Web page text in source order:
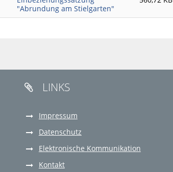
"Abrundung am Stielgarten"
 LINKS
Impressum
Datenschutz
Elektronische Kommunikation
Kontakt